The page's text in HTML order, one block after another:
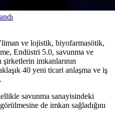
ve lojistik, biyofarmasötik,
Endüstri 5.0, savunma ve
imkanlarının
40 yeni ticari anlaşma ve iş
savunma sanayisindeki
de imkan sağladığını